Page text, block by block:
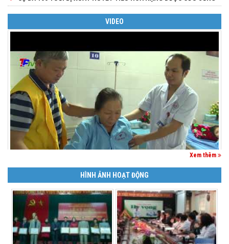
VIDEO
Xem thêm
HÌNH ẢNH HOẠT ĐỘNG